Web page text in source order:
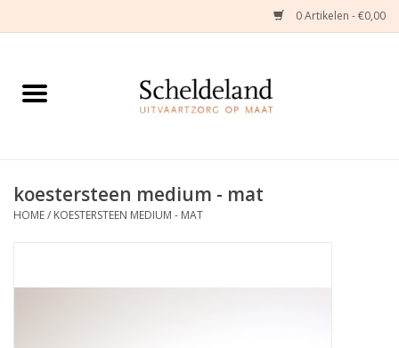
0 Artikelen - €0,00
Home
Herinneringsjuwelen
Troostartikelen
koestersteen medium - mat
HOME/ KOESTERSTEEN MEDIUM - MAT